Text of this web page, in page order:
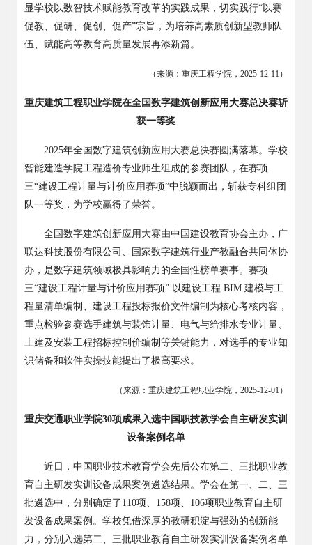
显学校以数智技术赋能教育改革的实践成果，切实践行“以赛
促教、促研、促创、促产”宗旨，为培养高素质创新型教师队
伍、赋能高等教育高质量发展再添新篇。
（来源：重庆工程学院， 2025-12-11 ）
重庆建筑工程职业学院在全国数字建筑创新应用大赛总决赛斩
获一等奖
2025年全国数字建筑创新应用大赛总决赛圆满落幕。学校
智能建造学院工程造价专业师生组成的参赛团队，在赛项
三“建设工程计量与计价应用赛项”中脱颖而出，斩获专科组团
队一等奖，为学校赢得了荣誉。
全国数字建筑创新应用大赛由中国建设教育协会主办，广
联达科技股份有限公司、国家数字建筑行业产教融合共同体协
办，是数字建筑领域极具影响力的全国性榜单赛事。赛项
三“建设工程计量与计价应用赛项” 以建设工程 BIM 建模与工
程量清单编制、建设工程投标报价文件编制为核心考核内容，
重点检验参赛选手建筑与装饰计量、电气与给排水专业计量、
土建及安装工程招标控制价编制等关键能力，对选手的专业知
识储备和软件实操技能提出了极高要求。
（来源：重庆建筑工程职业学院， 2025-12-01 ）
重庆交通职业学院30项成果入选中国职技教学会自主研发实训
设备案例名单
近日，中国职业技术教育学会先后公布第二、三批职业教
育自主研发实训设备成果案例遴选结果。学会在第一、二、三
批遴选中，分别确定了 110项、 158项、 106项职业教育自主研
发设备成果案例。学校凭借深厚的教研积淀与强劲的创新能
力，分别入选第二、三批职业教育自主研发实训设备案例名单